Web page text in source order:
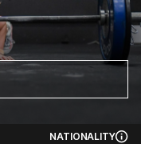
NATIONALITY